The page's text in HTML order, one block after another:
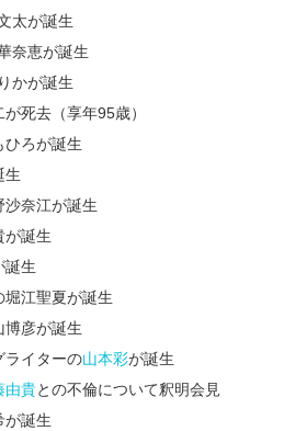
太が誕生
奈恵が誕生
かが誕生
死去（享年95歳）
ろが誕生
生
奈江が誕生
誕生
誕生
江聖夏が誕生
彦が誕生
イターの山本彩が誕生
由貴との不倫について釈明会見
誕生